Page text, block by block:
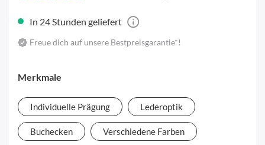
In 24 Stunden geliefert
Freue dich auf unsere Bestpreisgarantie*!
Merkmale
Individuelle Prägung Lederoptik
Buchecken Verschiedene Farben